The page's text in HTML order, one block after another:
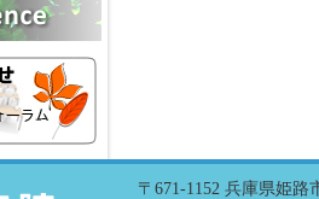
〒671-1152 兵庫県姫路